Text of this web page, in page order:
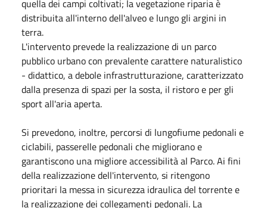
quella dei campi coltivati; la vegetazione riparia è
distribuita all'interno dell'alveo e lungo gli argini in
terra.
L'intervento prevede la realizzazione di un parco
pubblico urbano con prevalente carattere naturalistico
- didattico, a debole infrastrutturazione, caratterizzato
dalla presenza di spazi per la sosta, il ristoro e per gli
sport all'aria aperta.
Si prevedono, inoltre, percorsi di lungofiume pedonali e
ciclabili, passerelle pedonali che migliorano e
garantiscono una migliore accessibilità al Parco. Ai fini
della realizzazione dell'intervento, si ritengono
prioritari la messa in sicurezza idraulica del torrente e
la realizzazione dei collegamenti pedonali. La